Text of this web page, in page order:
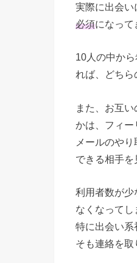
実際に出会い
必須になって
10人の中か
れば、どちら
また、お互
かは、フィー
メールのや
できる相手を
利用者数が少
なくなってし
特に出会い系
そも連絡を取